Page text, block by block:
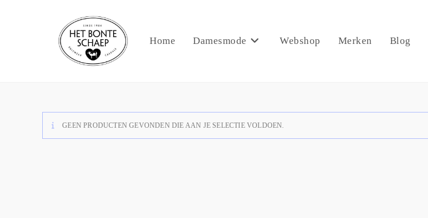
Home Damesmode Webshop Merken Blog
GEEN PRODUCTEN GEVONDEN DIE AAN JE SELECTIE VOLDOEN.